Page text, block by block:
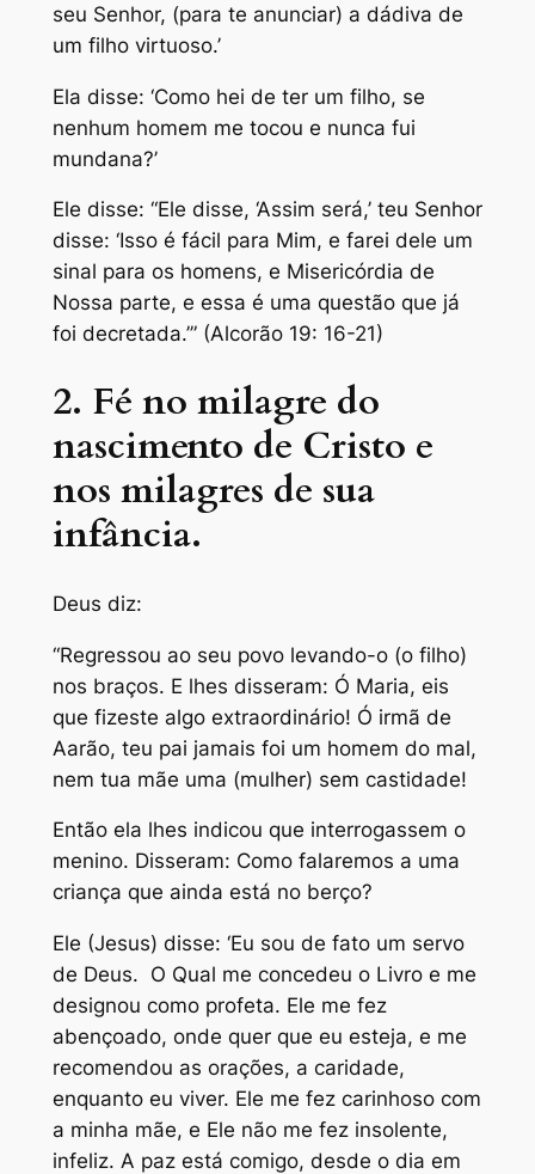
seu Senhor, (para te anunciar) a dádiva de
um filho virtuoso.’
Ela disse: ‘Como hei de ter um filho, se
nenhum homem me tocou e nunca fui
mundana?’
Ele disse: “Ele disse, ‘Assim será,’ teu Senhor
disse: ‘Isso é fácil para Mim, e farei dele um
sinal para os homens, e Misericórdia de
Nossa parte, e essa é uma questão que já
foi decretada.’” (Alcorão 19: 16-21)
2. Fé no milagre do
nascimento de Cristo e
nos milagres de sua
infância.
Deus diz:
“Regressou ao seu povo levando-o (o filho)
nos braços. E lhes disseram: Ó Maria, eis
que fizeste algo extraordinário! Ó irmã de
Aarão, teu pai jamais foi um homem do mal,
nem tua mãe uma (mulher) sem castidade!
Então ela lhes indicou que interrogassem o
menino. Disseram: Como falaremos a uma
criança que ainda está no berço?
Ele (Jesus) disse: ‘Eu sou de fato um servo
de Deus. O Qual me concedeu o Livro e me
designou como profeta. Ele me fez
abençoado, onde quer que eu esteja, e me
recomendou as orações, a caridade,
enquanto eu viver. Ele me fez carinhoso com
a minha mãe, e Ele não me fez insolente,
infeliz. A paz está comigo, desde o dia em